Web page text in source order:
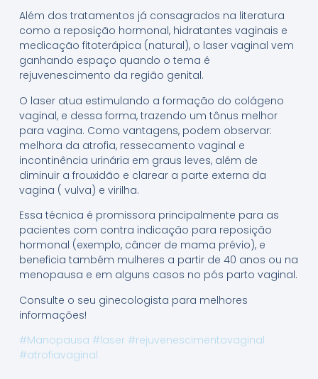
Além dos tratamentos já consagrados na literatura
como a reposição hormonal, hidratantes vaginais e
medicação fitoterápica (natural), o laser vaginal vem
ganhando espaço quando o tema é
rejuvenescimento da região genital.
O laser atua estimulando a formação do colágeno
vaginal, e dessa forma, trazendo um tônus melhor
para vagina. Como vantagens, podem observar:
melhora da atrofia, ressecamento vaginal e
incontinência urinária em graus leves, além de
diminuir a frouxidão e clarear a parte externa da
vagina ( vulva) e virilha.
Essa técnica é promissora principalmente para as
pacientes com contra indicação para reposição
hormonal (exemplo, câncer de mama prévio), e
beneficia também mulheres a partir de 40 anos ou na
menopausa e em alguns casos no pós parto vaginal.
Consulte o seu ginecologista para melhores
informações!
#Manopausa #laser #rejuvenescimentovaginal
#atrofiavaginal